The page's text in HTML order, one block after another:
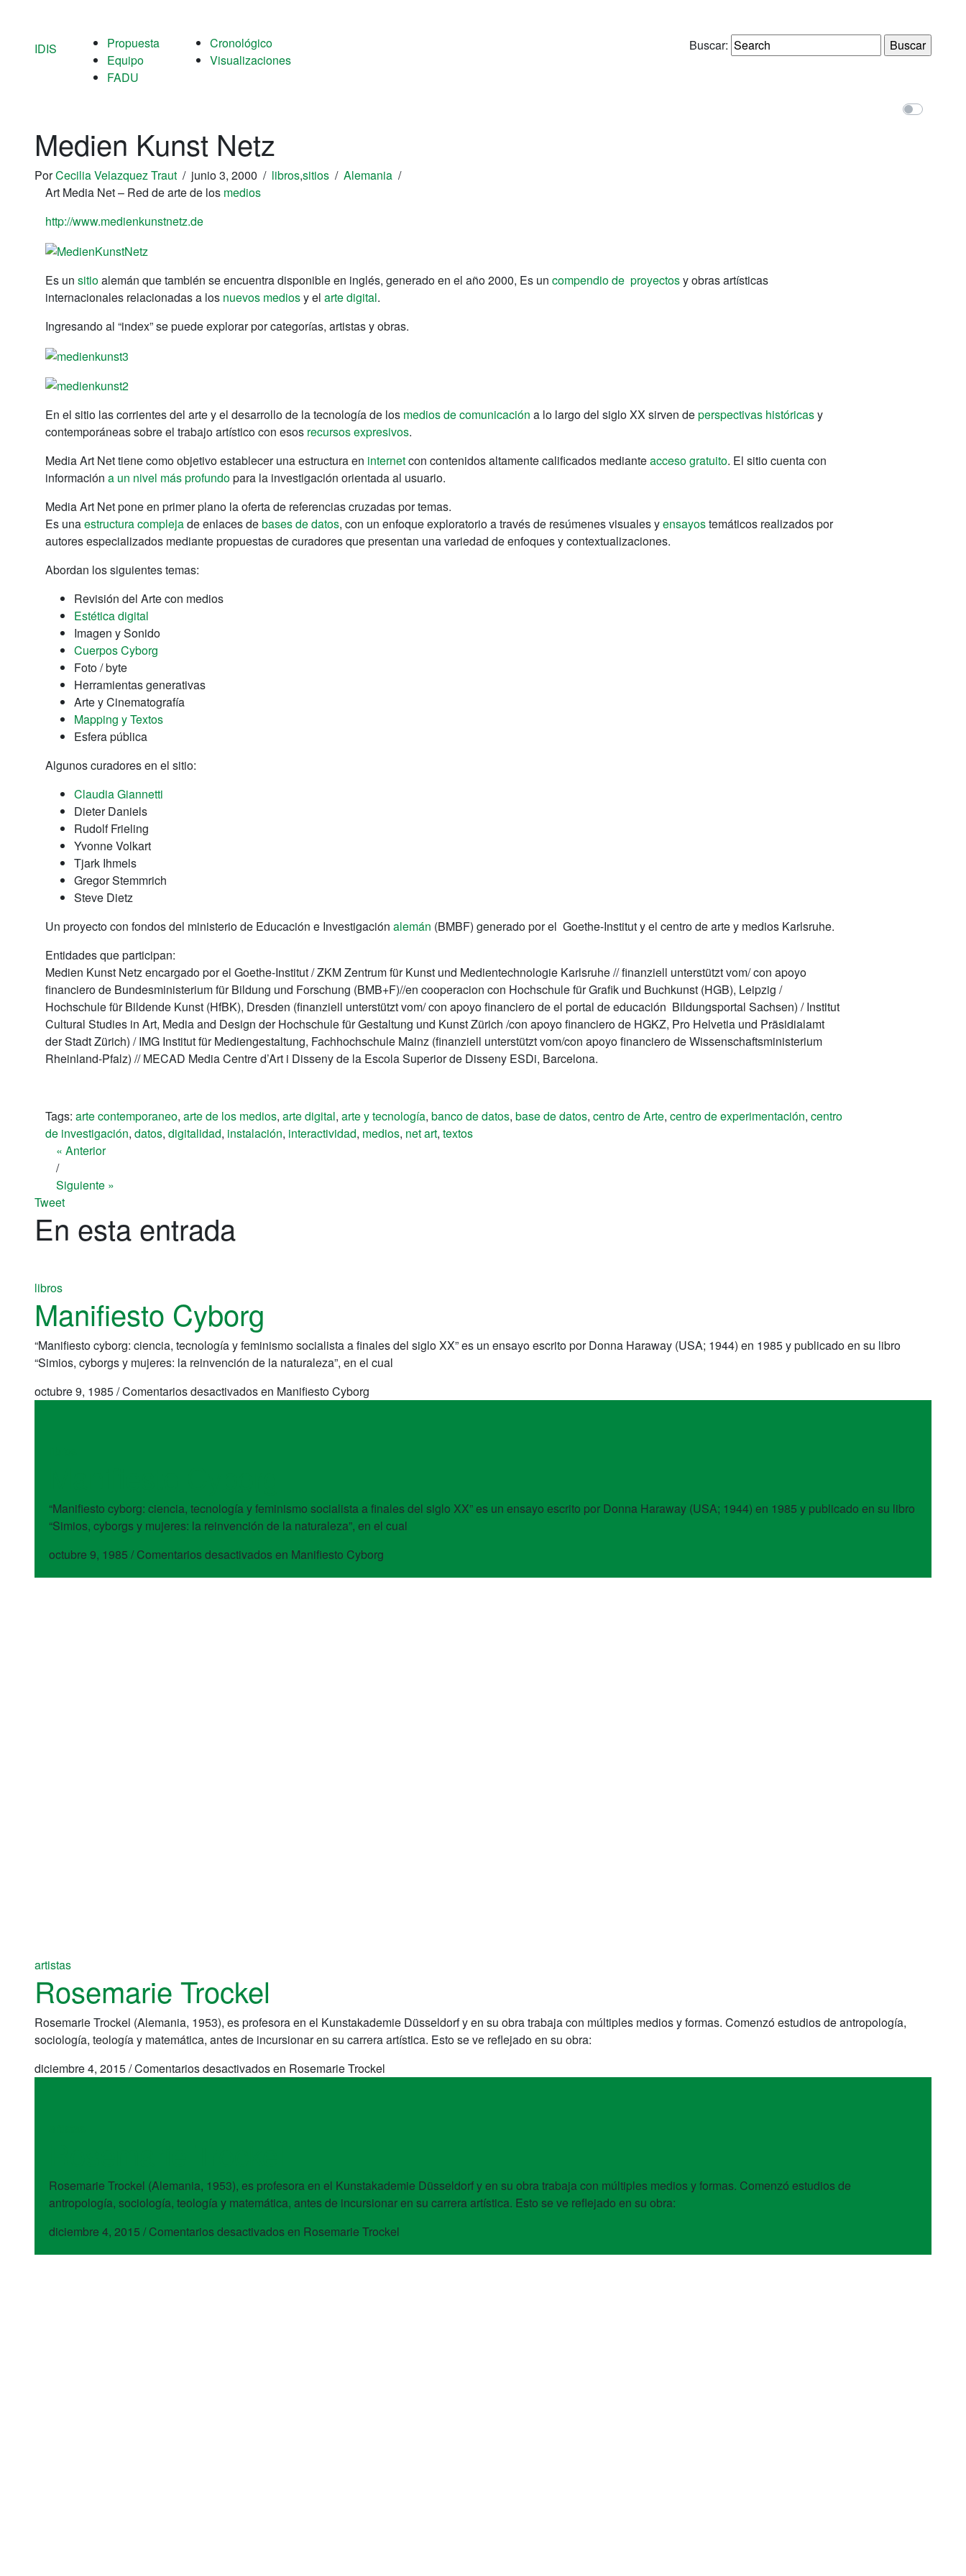
IDIS
Propuesta
Equipo
FADU
Cronológico
Visualizaciones
Buscar:
Medien Kunst Netz
PorCecilia Velazquez Traut / junio 3, 2000 / libros,sitios / Alemania /
Art Media Net – Red de arte de los medios
http://www.medienkunstnetz.de
Es un sitioalemán que también se encuentra disponible en inglés, generado en el año 2000, Es un compendio de proyectosy obras artísticas
internacionales relacionadas a los nuevos mediosy el arte digital.
Ingresando al “index” se puede explorar por categorías, artistas y obras.
En el sitio las corrientes del arte y el desarrollo de la tecnología de los medios de comunicación a lo largo del siglo XX sirven deperspectivas históricasy
contemporáneas sobre el trabajo artístico con esos recursos expresivos.
Media Art Net tiene como objetivo establecer una estructura en internetcon contenidos altamente calificados medianteacceso gratuito. El sitio cuenta con
información a un nivel más profundopara la investigación orientada al usuario.
Media Art Net pone en primer plano la oferta de referencias cruzadas por temas.
Es unaestructura complejade enlaces debases de datos, con un enfoque exploratorio a través de resúmenes visuales yensayostemáticos realizados por
autores especializados mediante propuestas de curadores que presentan una variedad de enfoques y contextualizaciones.
Abordan los siguientes temas:
Revisión del Arte con medios
Estética digital
Imagen y Sonido
Cuerpos Cyborg
Foto / byte
Herramientas generativas
Arte y Cinematografía
Mapping y Textos
Esfera pública
Algunos curadores en el sitio:
Claudia Giannetti
Dieter Daniels
Rudolf Frieling
Yvonne Volkart
Tjark Ihmels
Gregor Stemmrich
Steve Dietz
Un proyecto con fondos del ministerio de Educación e Investigación alemán (BMBF) generado por el Goethe-Institut y el centro de arte y medios Karlsruhe.
Entidades que participan:
Medien Kunst Netz encargado por el Goethe-Institut / ZKM Zentrum für Kunst und Medientechnologie Karlsruhe // finanziell unterstützt vom/ con apoyo
financiero de Bundesministerium für Bildung und Forschung (BMB+F)//en cooperacion con Hochschule für Grafik und Buchkunst (HGB), Leipzig /
Hochschule für Bildende Kunst (HfBK), Dresden (finanziell unterstützt vom/ con apoyo financiero de el portal de educación Bildungsportal Sachsen) / Institut
Cultural Studies in Art, Media and Design der Hochschule für Gestaltung und Kunst Zürich /con apoyo financiero de HGKZ, Pro Helvetia und Präsidialamt
der Stadt Zürich) / IMG Institut für Mediengestaltung, Fachhochschule Mainz (finanziell unterstützt vom/con apoyo financiero de Wissenschaftsministerium
Rheinland-Pfalz) // MECAD Media Centre d’Art i Disseny de la Escola Superior de Disseny ESDi, Barcelona.
Tags: arte contemporaneo, arte de los medios, arte digital, arte y tecnología, banco de datos, base de datos, centro de Arte, centro de experimentación, centro
de investigación, datos, digitalidad, instalación, interactividad, medios, net art, textos
« Anterior
/
Siguiente »
Tweet
En esta entrada
libros
Manifiesto Cyborg
“Manifiesto cyborg: ciencia, tecnología y feminismo socialista a finales del siglo XX” es un ensayo escrito por Donna Haraway (USA; 1944) en 1985 y publicado en su libro
“Simios, cyborgs y mujeres: la reinvención de la naturaleza”, en el cual
octubre 9, 1985/Comentarios desactivadosen Manifiesto Cyborg
“Manifiesto cyborg: ciencia, tecnología y feminismo socialista a finales del siglo XX” es un ensayo escrito por Donna Haraway (USA; 1944) en 1985 y publicado en su libro
“Simios, cyborgs y mujeres: la reinvención de la naturaleza”, en el cual
octubre 9, 1985 / Comentarios desactivadosen Manifiesto Cyborg
artistas
Rosemarie Trockel
Rosemarie Trockel (Alemania, 1953), es profesora en el Kunstakademie Düsseldorf y en su obra trabaja con múltiples medios y formas. Comenzó estudios de antropología,
sociología, teología y matemática, antes de incursionar en su carrera artística. Esto se ve reflejado en su obra:
diciembre 4, 2015/Comentarios desactivadosen Rosemarie Trockel
Rosemarie Trockel (Alemania, 1953), es profesora en el Kunstakademie Düsseldorf y en su obra trabaja con múltiples medios y formas. Comenzó estudios de
antropología, sociología, teología y matemática, antes de incursionar en su carrera artística. Esto se ve reflejado en su obra:
diciembre 4, 2015 / Comentarios desactivadosen Rosemarie Trockel